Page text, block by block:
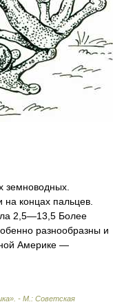
земноводных.
концах пальцев.
2,5—13,5 Более
разнообразны и
Америке —
- М.: Советская